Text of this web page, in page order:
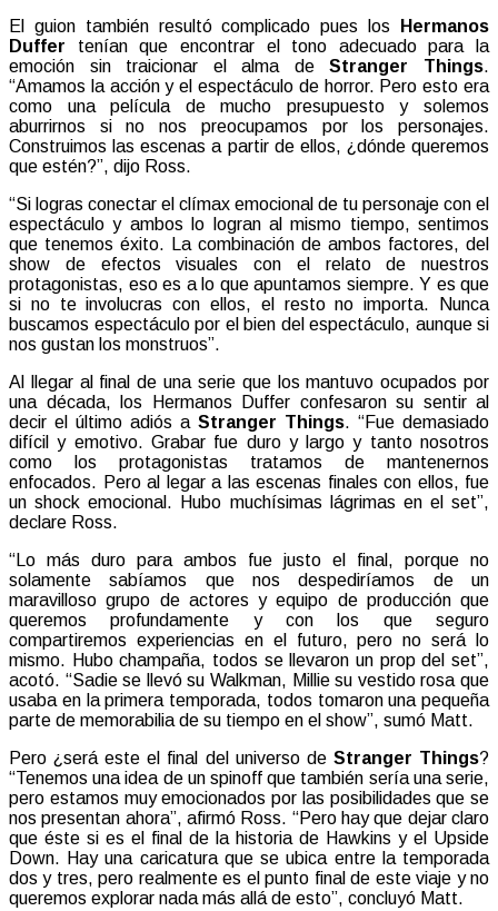
El guion también resultó complicado pues los
Hermanos
Duffer tenían que encontrar el tono adecuado para la
emoción sin traicionar el alma deStranger Things.
“Amamos la acción y el espectáculo de horror. Pero esto era
como una película de mucho presupuesto y solemos
aburrirnos si no nos preocupamos por los personajes.
Construimos las escenas a partir de ellos, ¿dónde queremos
que estén?”, dijo Ross.
“Si logras conectar el clímax emocional de tu personaje con el
espectáculo y ambos lo logran al mismo tiempo, sentimos
que tenemos éxito. La combinación de ambos factores, del
show de efectos visuales con el relato de nuestros
protagonistas, eso es a lo que apuntamos siempre. Y es que
si no te involucras con ellos, el resto no importa. Nunca
buscamos espectáculo por el bien del espectáculo, aunque si
nos gustan los monstruos”.
Al llegar al final de una serie que los mantuvo ocupados por
una década, los Hermanos Duffer confesaron su sentir al
decir el último adiós a Stranger Things. “Fue demasiado
difícil y emotivo. Grabar fue duro y largo y tanto nosotros
como los protagonistas tratamos de mantenernos
enfocados. Pero al legar a las escenas finales con ellos, fue
un shock emocional. Hubo muchísimas lágrimas en el set”,
declare Ross.
“Lo más duro para ambos fue justo el final, porque no
solamente sabíamos que nos despediríamos de un
maravilloso grupo de actores y equipo de producción que
queremos profundamente y con los que seguro
compartiremos experiencias en el futuro, pero no será lo
mismo. Hubo champaña, todos se llevaron un prop del set”,
acotó. “Sadie se llevó su Walkman, Millie su vestido rosa que
usaba en la primera temporada, todos tomaron una pequeña
parte de memorabilia de su tiempo en el show”, sumó Matt.
Pero ¿será este el final del universo de Stranger Things?
“Tenemos una idea de un spinoff que también sería una serie,
pero estamos muy emocionados por las posibilidades que se
nos presentan ahora”, afirmó Ross. “Pero hay que dejar claro
que éste si es el final de la historia de Hawkins y el Upside
Down. Hay una caricatura que se ubica entre la temporada
dos y tres, pero realmente es el punto final de este viaje y no
queremos explorar nada más allá de esto”, concluyó Matt.